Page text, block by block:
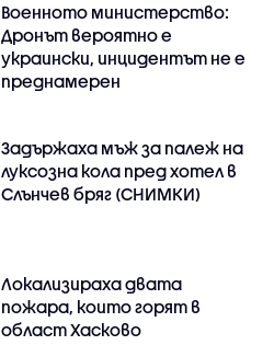
Военното министерство:
Дронът вероятно е
украински, инцидентът не е
преднамерен
Задържаха мъж за палеж на
луксозна кола пред хотел в
Слънчев бряг (СНИМКИ)
Локализираха двата
пожара, които горят в
област Хасково